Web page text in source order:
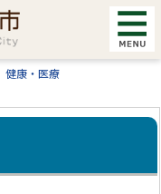
健康・医療